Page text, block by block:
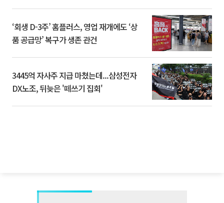
‘회생 D-3주’ 홈플러스, 영업 재개에도 ‘상
품 공급망’ 복구가 생존 관건
3445억 자사주 지급 마쳤는데...삼성전자
DX노조, 뒤늦은 '떼쓰기 집회'